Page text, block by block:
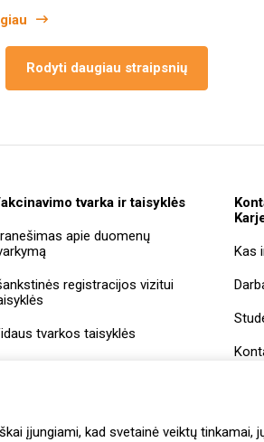
įjungiami, kad svetainė veiktų tinkamai,
Rodyti daugiau straipsnių
tvarka ir taisyklės
apie duomenų
registracijos vizitui
tvarkos taisyklės
Kas